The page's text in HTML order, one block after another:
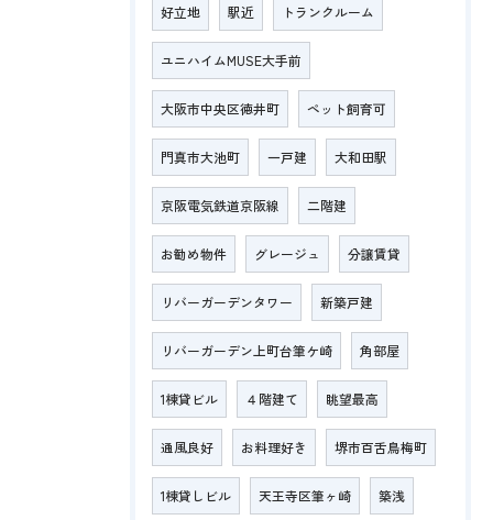
好立地 駅近 トランクルーム
ユニハイムMUSE大手前
大阪市中央区徳井町 ペット飼育可
門真市大池町 一戸建 大和田駅
京阪電気鉄道京阪線 二階建
お勧め物件 グレージュ 分譲賃貸
リバーガーデンタワー 新築戸建
リバーガーデン上町台筆ケ崎 角部屋
1棟貸ビル ４階建て 眺望最高
通風良好 お料理好き 堺市百舌鳥梅町
1棟貸しビル 天王寺区筆ヶ崎 築浅